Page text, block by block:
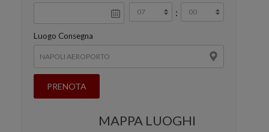
:
Luogo Consegna
MAPPA LUOGHI